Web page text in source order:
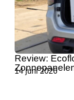
Review:
14 juni 2026